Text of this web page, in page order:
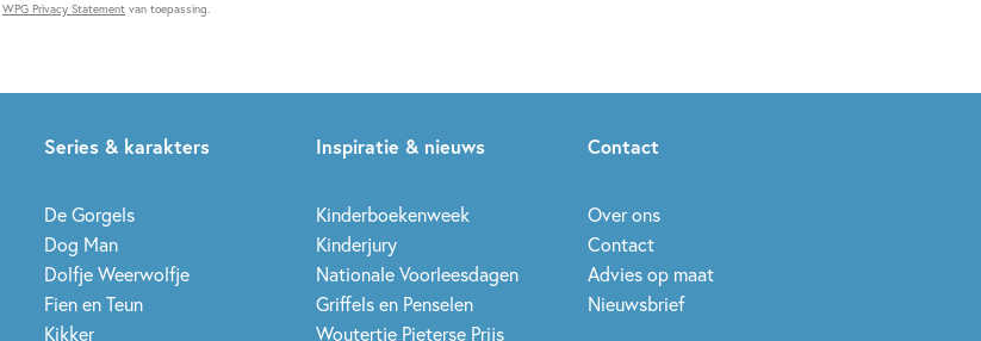
WPG Privacy Statement van toepassing.
Series & karakters
De Gorgels
Dog Man
Dolfje Weerwolfje
Fien en Teun
Kikker
Inspiratie & nieuws
Kinderboekenweek
Kinderjury
Nationale Voorleesdagen
Griffels en Penselen
Woutertje Pieterse Prijs
Contact
Over ons
Contact
Advies op maat
Nieuwsbrief